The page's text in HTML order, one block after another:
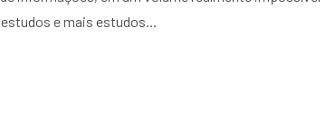
e mais estudos...